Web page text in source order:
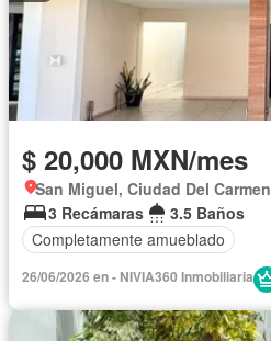
$ 20,000 MXN/mes
San Miguel, Ciudad Del Carmen
3 Recámaras
3.5 Baños
Completamente amueblado
26/06/2026 en - NIVIA360 Inmobiliaria